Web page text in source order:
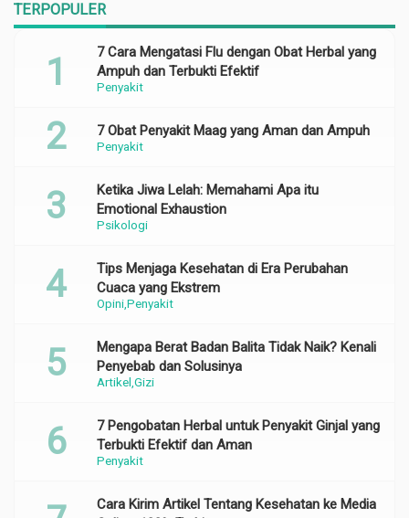
TERPOPULER
Penyakit
7 Cara Mengatasi Flu dengan Obat Herbal yang
Ampuh dan Terbukti Efektif
Penyakit
7 Obat Penyakit Maag yang Aman dan Ampuh
Psikologi
Ketika Jiwa Lelah: Memahami Apa itu
Emotional Exhaustion
OpiniPenyakit
Tips Menjaga Kesehatan di Era Perubahan
Cuaca yang Ekstrem
Artikel Gizi
Mengapa Berat Badan Balita Tidak Naik? Kenali
Penyebab dan Solusinya
Penyakit
7 Pengobatan Herbal untuk Penyakit Ginjal yang
Terbukti Efektif dan Aman
Cara Kirim Artikel Tentang Kesehatan ke Media